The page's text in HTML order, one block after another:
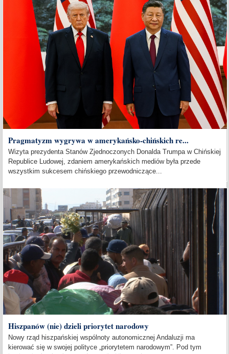
Pragmatyzm wygrywa w amerykańsko-chińskich re...
Wizyta prezydenta Stanów Zjednoczonych Donalda Trumpa w Chińskiej
Republice Ludowej, zdaniem amerykańskich mediów była przede
wszystkim sukcesem chińskiego przewodniczące...
Hiszpanów (nie) dzieli priorytet narodowy
Nowy rząd hiszpańskiej wspólnoty autonomicznej Andaluzji ma
kierować się w swojej polityce „priorytetem narodowym”. Pod tym